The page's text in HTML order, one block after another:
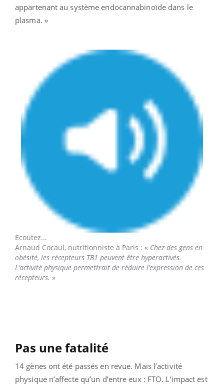
appartenant au système endocannabinoïde dans le
plasma. »
Ecoutez...
Arnaud Cocaul, nutritionniste à Paris : « Chez des gens en
obésité, les récepteurs TB1 peuvent être hyperactivés.
L’activité physique permettrait de réduire l’expression de ces
récepteurs. »
Pas une fatalité
14 gènes ont été passés en revue. Mais l’activité
physique n’affecte qu’un d’entre eux : FTO. L’impact est